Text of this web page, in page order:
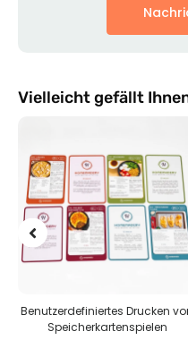
Vielleicht gefällt
Benutzerdefiniertes Drucken
Speicherkartenspielen